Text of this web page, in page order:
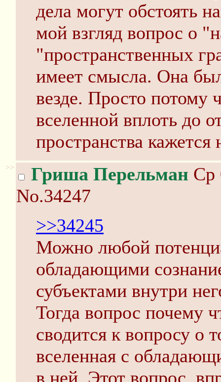
дела могут обстоять
мой взгляд вопрос о
"пространственных
имеет смысла. Она
везде. Просто потому
вселенной вплоть до
пространства
>> Гриша Перельман Ср
No.34247
>>34245
Можно любой
обладающими
субъектами внутри
Тогда вопрос почему
сводится к вопросу о
вселенная с
в ней. Этот вопрос,